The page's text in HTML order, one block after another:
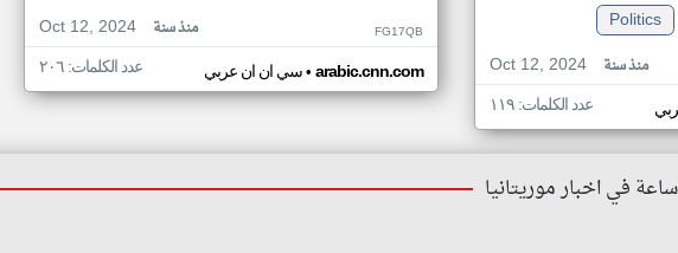
Politics
Oct 12, 2024
منذ سنة
عدد الكلمات: ١١٩
Oct 12, 2024
منذ سنة FG17QB
سي ان ان عربي• arabic.cnn.com عدد الكلمات: ٢٠٦
في اخبار موريتانيا